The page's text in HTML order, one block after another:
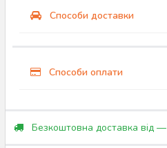
Способи доставки
Способи оплати
Безкоштовна доставка від —